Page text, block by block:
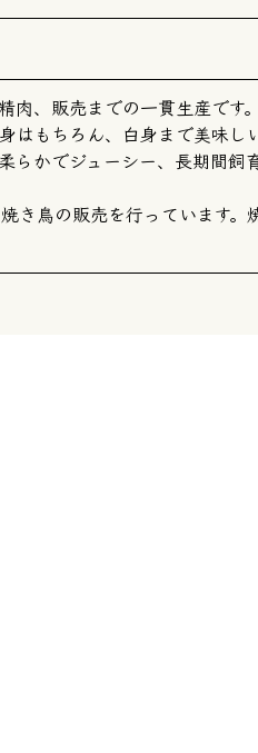
、販売までの一貫生産です。
もちろん、白身まで美味し
かでジューシー、長期間飼
き鳥の販売を行っています